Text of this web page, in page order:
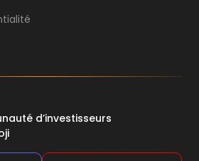
d’investisseurs